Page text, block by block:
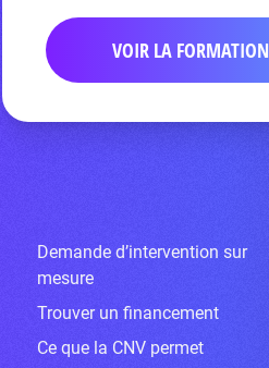
VOIR LA FORMATION
Demande d’intervention sur
mesure
Trouver un financement
Ce que la CNV permet